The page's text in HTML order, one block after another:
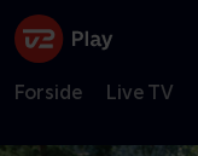
Forside Live TV